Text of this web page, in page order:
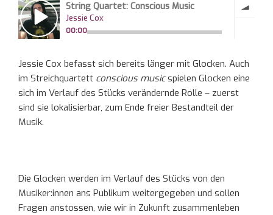
Jessie Cox befasst sich bereits länger mit Glocken. Auch
im Streichquartett conscious musicspielen Glocken eine
sich im Verlauf des Stücks verändernde Rolle – zuerst
sind sie lokalisierbar, zum Ende freier Bestandteil der
Musik.
Die Glocken werden im Verlauf des Stücks von den
Musiker:innen ans Publikum weitergegeben und sollen
Fragen anstossen, wie wir in Zukunft zusammenleben